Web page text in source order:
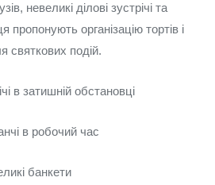
невеликі ділові зустрічі та
пропонують організацію тортів і
святкових подій.
в затишній обстановці
в робочий час
банкети